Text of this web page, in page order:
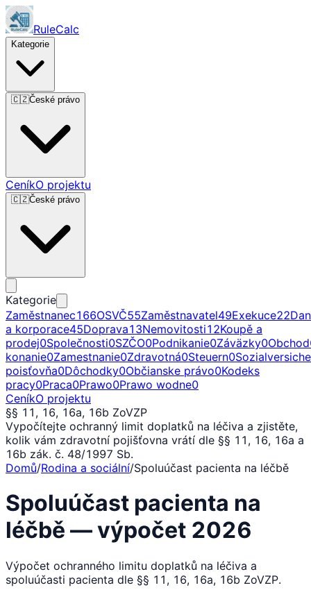
RuleCalc
Kategorie
🇨🇿České právo
CeníkO projektu
🇨🇿České právo
Kategorie
Zaměstnanec166OSVČ55Zaměstnavatel49Exekuce22
a korporace45Doprava13Nemovitosti12Koupě a
prodej0Společnosti0SZČO0Podnikanie0Záväzky0Obchod
konanie0Zamestnanie0Zdravotná0Steuern0
poisťovňa0Dôchodky0Občianske právo0Kodeks
pracy0Praca0Prawo0Prawo wodne0
CeníkO projektu
§§ 11, 16, 16a, 16b ZoVZP
Vypočítejte ochranný limit doplatků na léčiva a zjistěte,
kolik vám zdravotní pojišťovna vrátí dle §§ 11, 16, 16a a
16b zák. č. 48/1997 Sb.
Domů/Rodina a sociální/Spoluúčast pacienta na léčbě
Spoluúčast pacienta na
léčbě — výpočet 2026
Výpočet ochranného limitu doplatků na léčiva a
spoluúčasti pacienta dle §§ 11, 16, 16a, 16b ZoVZP.